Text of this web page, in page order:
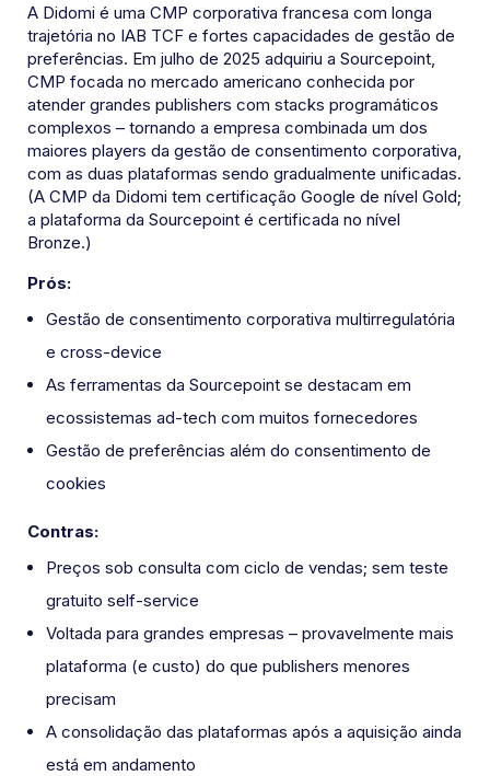
A Didomi é uma CMP corporativa francesa com longa
trajetória no IAB TCF e fortes capacidades de gestão de
preferências. Em julho de 2025 adquiriu a Sourcepoint,
CMP focada no mercado americano conhecida por
atender grandes publishers com stacks programáticos
complexos – tornando a empresa combinada um dos
maiores players da gestão de consentimento corporativa,
com as duas plataformas sendo gradualmente unificadas.
(A CMP da Didomi tem certificação Google de nível Gold;
a plataforma da Sourcepoint é certificada no nível
Bronze.)
Prós:
Gestão de consentimento corporativa multirregulatória
e cross-device
As ferramentas da Sourcepoint se destacam em
ecossistemas ad-tech com muitos fornecedores
Gestão de preferências além do consentimento de
cookies
Contras:
Preços sob consulta com ciclo de vendas; sem teste
gratuito self-service
Voltada para grandes empresas – provavelmente mais
plataforma (e custo) do que publishers menores
precisam
A consolidação das plataformas após a aquisição ainda
está em andamento